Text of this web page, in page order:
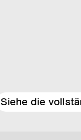
Siehe die